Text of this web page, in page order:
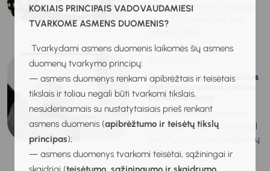
KOKIAIS PRINCIPAIS VADOVAUDAMIESI
TVARKOME ASMENS DUOMENIS?
Tvarkydami asmens duomenis laikomės šių asmens
duomenų tvarkymo principų:
— asmens duomenys renkami apibrėžtais ir teisėtais
tikslais ir toliau negali būti tvarkomi tikslais,
nesuderinamais su nustatytaisiais prieš renkant
asmens duomenis (apibrėžtumo ir teisėtų tikslų
principas);
— asmens duomenys tvarkomi teisėtai, sąžiningai ir
mokykloje teikimo pabaiga
jau arti! Primename, kad
Planas nuo rugsėjo: aiškesnės
mokymo programos, mažiau
perteklinio turinio
Parengti ir viešai svarstyti
pateikti pirmieji siūlymai dėl
bendrųjų ugdymo programų
tobulinimo,...